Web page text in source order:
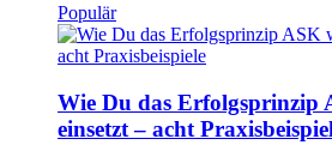
Populär
Wie Du das Erfolgsprinzip
einsetzt – acht